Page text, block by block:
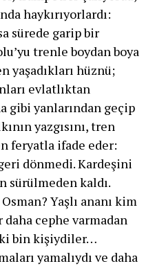
haykırıyorlardı:
sürede garip bir
trenle boydan boya
yaşadıkları hüznü;
evlatlıktan
gibi yanlarından geçip
yazgısını, tren
feryatla ifade eder:
dönmedi. Kardeşini
sürülmeden kaldı.
Yaşlı ananı kim
cephe varmadan
bin kişiydiler…
ya­malıydı ve daha